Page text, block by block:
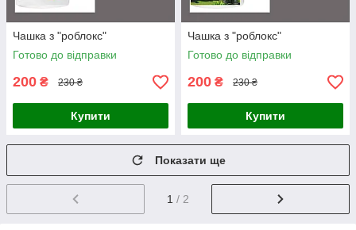
Чашка з "роблокс"
Готово до відправки
200 ₴ 230 ₴
Купити
Чашка з "роблокс"
Готово до відправки
200 ₴ 230 ₴
Купити
Показати ще
1 / 2